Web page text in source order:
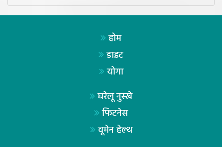
होम
डाइट
योगा
घरेलू नुस्खे
फिटनेस
वूमेन हेल्थ